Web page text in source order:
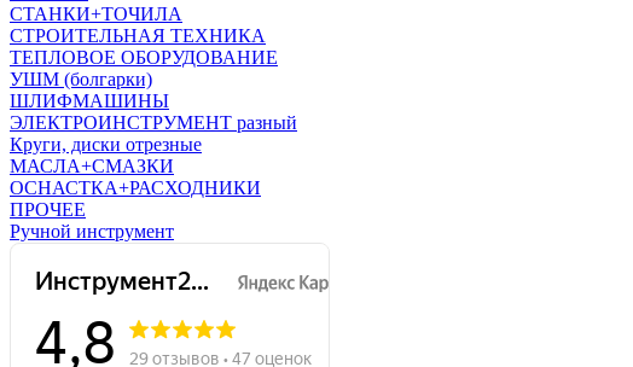
СТАНКИ+ТОЧИЛА
СТРОИТЕЛЬНАЯ ТЕХНИКА
ТЕПЛОВОЕ ОБОРУДОВАНИЕ
УШМ (болгарки)
ШЛИФМАШИНЫ
ЭЛЕКТРОИНСТРУМЕНТ разный
Круги, диски отрезные
МАСЛА+СМАЗКИ
ОСНАСТКА+РАСХОДНИКИ
ПРОЧЕЕ
Ручной инструмент